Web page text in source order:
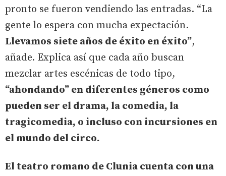
pronto se fueron vendiendo las entradas. “La
gente lo espera con mucha expectación.
Llevamos siete años de éxito en éxito”,
añade. Explica así que cada año buscan
mezclar artes escénicas de todo tipo,
“ahondando” en diferentes géneros como
pueden ser el drama, la comedia, la
tragicomedia, o incluso con incursiones en
el mundo del circo.
El teatro romano de Clunia cuenta con una